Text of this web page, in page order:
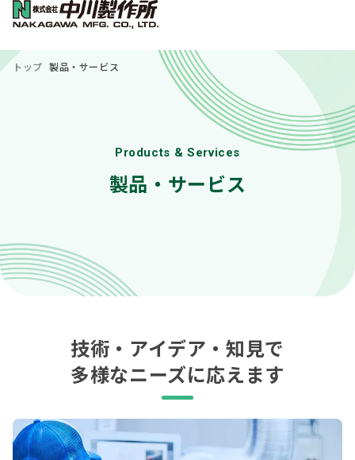
トップ 製品・サービス
Products & Services
製品・サービス
技術・アイデア・知見で
多様なニーズに応えます